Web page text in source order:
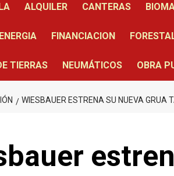
ALQUILER CANTERAS
ENERGIA FINANCIACION
TIERRAS NEUMÁTICOS OBRA
WIESBAUER ESTRENA SU NUEVA GRUA